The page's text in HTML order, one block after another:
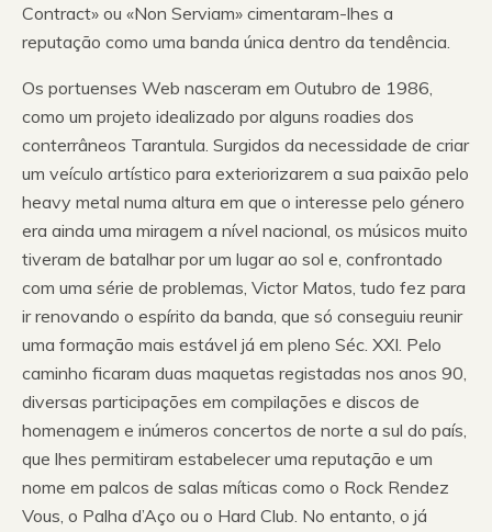
Contract» ou «Non Serviam» cimentaram-lhes a
reputação como uma banda única dentro da tendência.
Os portuenses Web nasceram em Outubro de 1986,
como um projeto idealizado por alguns roadies dos
conterrâneos Tarantula. Surgidos da necessidade de criar
um veículo artístico para exteriorizarem a sua paixão pelo
heavy metal numa altura em que o interesse pelo género
era ainda uma miragem a nível nacional, os músicos muito
tiveram de batalhar por um lugar ao sol e, confrontado
com uma série de problemas, Victor Matos, tudo fez para
ir renovando o espírito da banda, que só conseguiu reunir
uma formação mais estável já em pleno Séc. XXI. Pelo
caminho ficaram duas maquetas registadas nos anos 90,
diversas participações em compilações e discos de
homenagem e inúmeros concertos de norte a sul do país,
que lhes permitiram estabelecer uma reputação e um
nome em palcos de salas míticas como o Rock Rendez
Vous, o Palha d’Aço ou o Hard Club. No entanto, o já